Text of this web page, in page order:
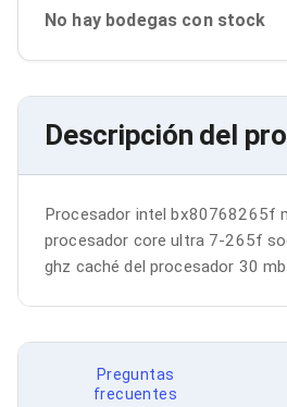
Adaptadores PC Serial
Adaptadores PC SATA
Adaptadores PC Teclado
Adaptadores Video
Divisores de Video
Adaptadores Video HDMI
Extensores y Receptores de
Adaptadores Video DVI
Adaptadores Video VGA / HD15
Adaptadores Audio
Adaptadores Audio USB
Dispositivos de Entrada
No hay bodegas con stock
Descripción del
Procesador intel bx80768265f
procesador core ultra 7-265f
ghz caché del procesador 30
Preguntas
frecuentes